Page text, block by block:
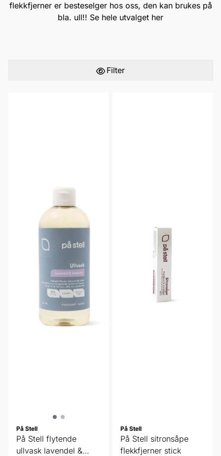
flekkfjerner er besteselger hos oss, den kan brukes på
bla. ull!! Se hele utvalget her
Filter
På Stell
På Stell flytende
ullvask lavendel &
På Stell
På Stell sitronsåpe
flekkfjerner stick